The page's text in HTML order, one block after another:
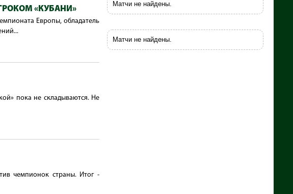
«КУБАНИ»
Европы, обладатель
пока не складываются. Не
чемпионок страны. Итог -
Матчи не найдены.
Матчи не найдены.